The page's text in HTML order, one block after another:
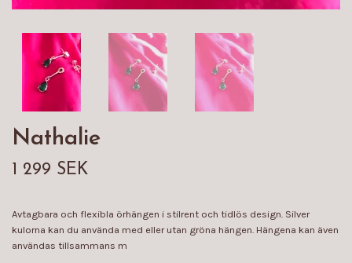
Nathalie
1 299 SEK
Avtagbara och flexibla örhängen i stilrent och tidlös design. Silver
kulorna kan du använda med eller utan gröna hängen. Hängena kan även
användas tillsammans m